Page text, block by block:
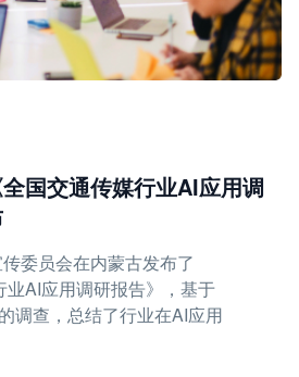
国交通传媒行业AI应用调
委员会在内蒙古发布了
业AI应用调研报告》，基于
调查，总结了行业在AI应用